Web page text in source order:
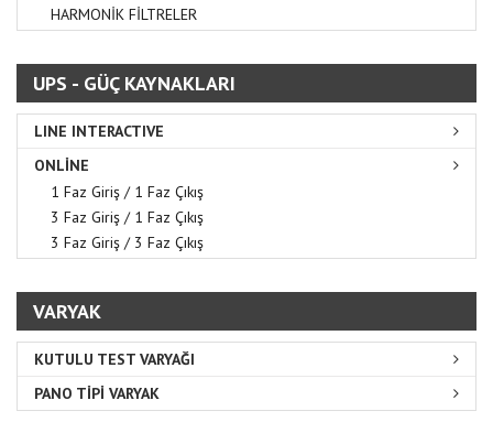
HARMONİK FİLTRELER
UPS - GÜÇ KAYNAKLARI
LINE INTERACTIVE
ONLİNE
1 Faz Giriş / 1 Faz Çıkış
3 Faz Giriş / 1 Faz Çıkış
3 Faz Giriş / 3 Faz Çıkış
VARYAK
KUTULU TEST VARYAĞI
PANO TİPİ VARYAK